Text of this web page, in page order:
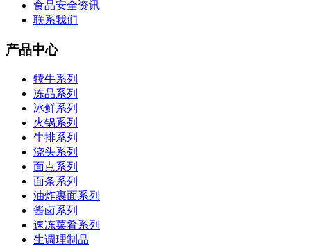
食品安全资讯
联系我们
产品中心
犊牛系列
冻品系列
冰鲜系列
火锅系列
牛排系列
浇头系列
面点系列
面条系列
油炸裹面系列
酱卤系列
速冻菜肴系列
生调理制品